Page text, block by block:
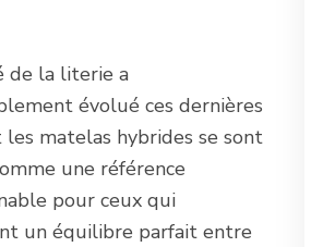
de la literie a
évolué ces dernières
les matelas hybrides se sont
une référence
pour ceux qui
un équilibre parfait entre